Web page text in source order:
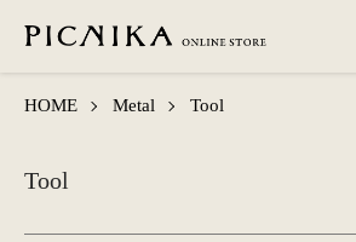
HOME Metal Tool
Tool